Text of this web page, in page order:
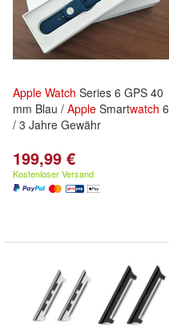
Apple Watch Series 6 GPS 40
mm Blau / Apple Smartwatch 6
/ 3 Jahre Gewähr
199,99 €
Kostenloser Versand